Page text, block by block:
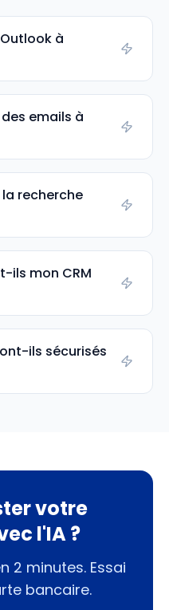
à
emails à
recherche
ils mon CRM
ils sécurisés
votre
l'IA ?
2 minutes. Essai
bancaire.